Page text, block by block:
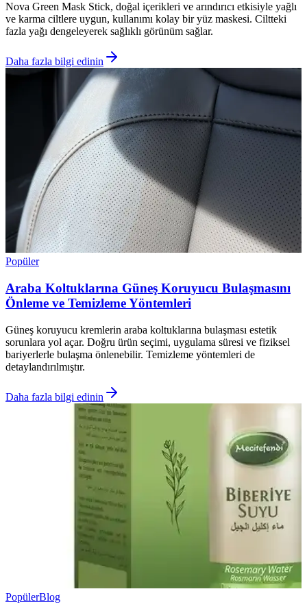
Nova Green Mask Stick, doğal içerikleri ve arındırıcı etkisiyle yağlı
ve karma ciltlere uygun, kullanımı kolay bir yüz maskesi. Ciltteki
fazla yağı dengeleyerek sağlıklı görünüm sağlar.
Daha fazla bilgi edinin
Popüler
Araba Koltuklarına Güneş Koruyucu Bulaşmasını
Önleme ve Temizleme Yöntemleri
Güneş koruyucu kremlerin araba koltuklarına bulaşması estetik
sorunlara yol açar. Doğru ürün seçimi, uygulama süresi ve fiziksel
bariyerlerle bulaşma önlenebilir. Temizleme yöntemleri de
detaylandırılmıştır.
Daha fazla bilgi edinin
PopülerBlog